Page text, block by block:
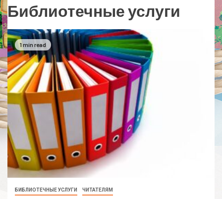
Библиотечные услуги
1 min read
БИБЛИОТЕЧНЫЕ УСЛУГИ ЧИТАТЕЛЯМ